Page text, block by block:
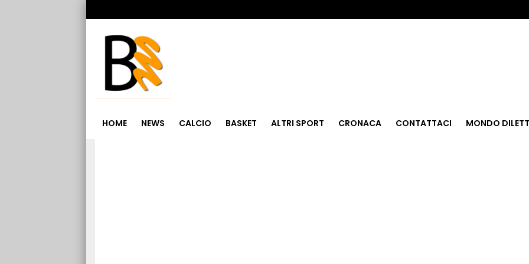
HOME NEWS CALCIO BASKET ALTRI SPORT CRONACA CONTATTACI MONDO